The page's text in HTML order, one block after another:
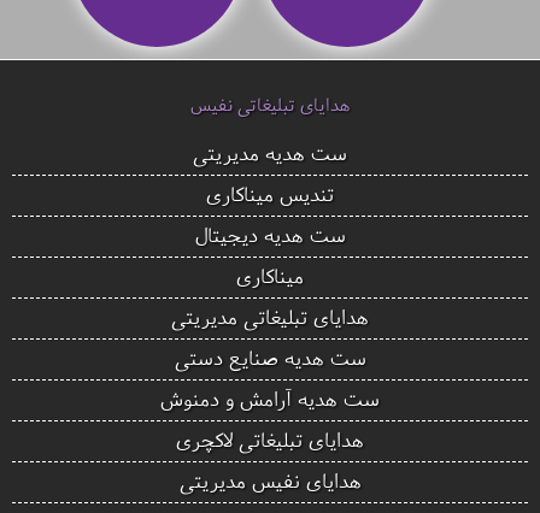
هدایای تبلیغاتی نفیس
ست هدیه مدیریتی
تندیس میناکاری
ست هدیه دیجیتال
میناکاری
هدایای تبلیغاتی مدیریتی
ست هدیه صنایع دستی
ست هدیه آرامش و دمنوش
هدایای تبلیغاتی لاکچری
هدایای نفیس مدیریتی